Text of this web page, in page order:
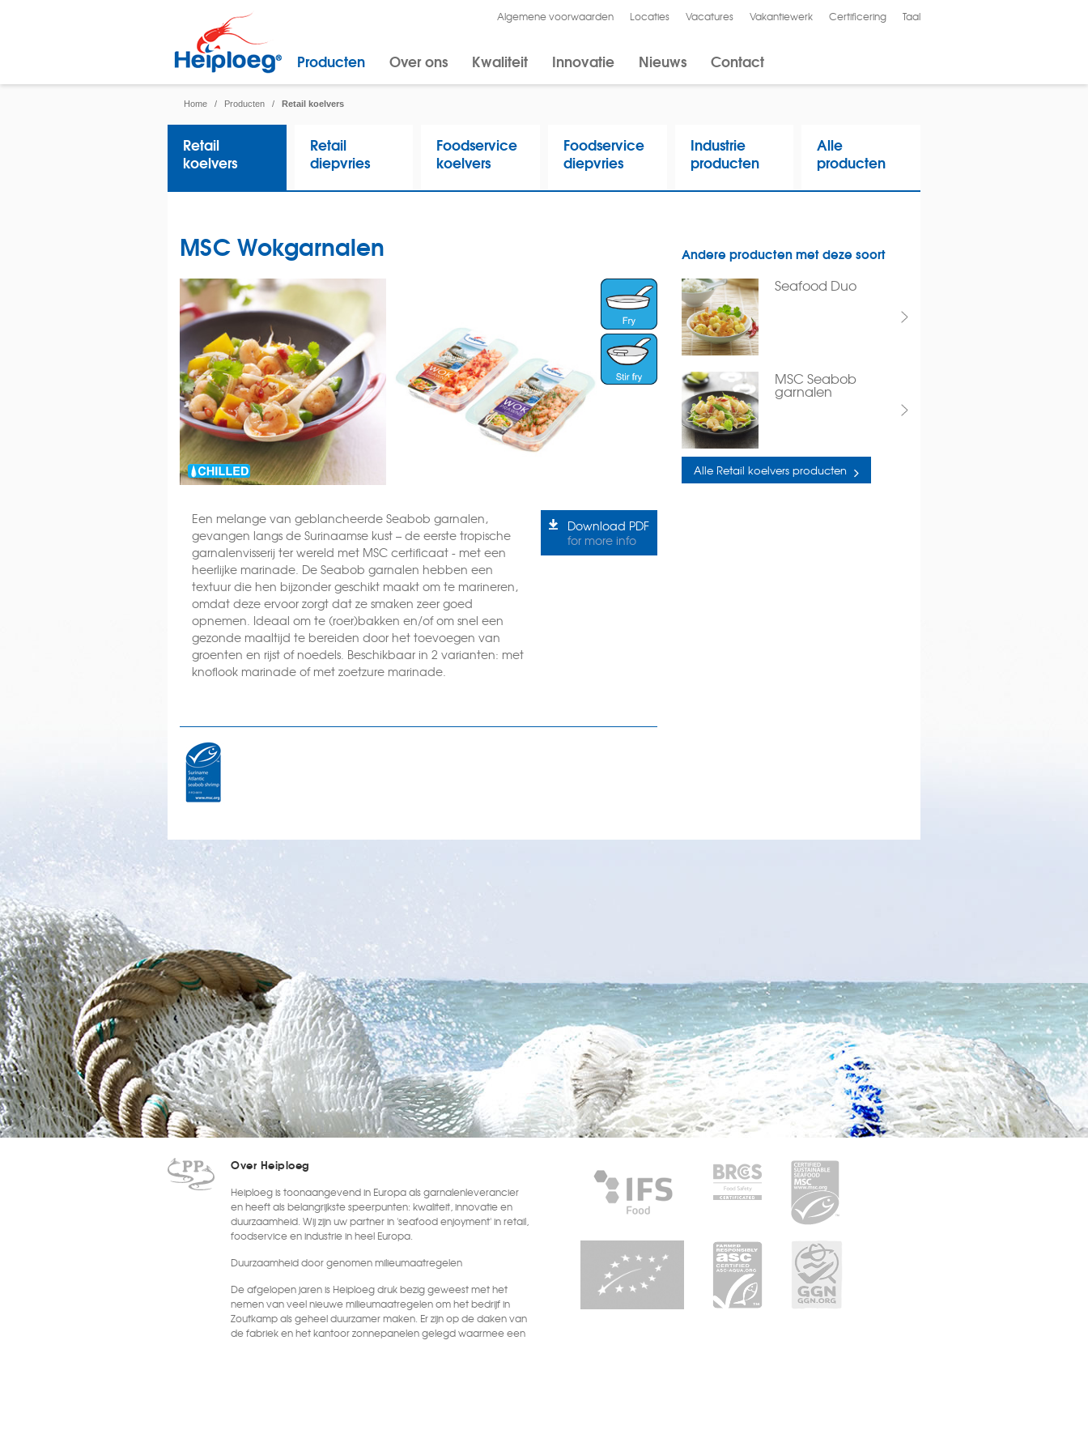
Algemene voorwaarden Locaties Vacatures Vakantiewerk Certificering
Taal
Producten Over ons Kwaliteit Innovatie Nieuws Contact
Home / Producten / Retail koelvers
Retail
koelvers
Retail
diepvries
Foodservice
koelvers
Foodservice
diepvries
Industrie
producten
Alle
producten
MSC Wokgarnalen
Een melange van geblancheerde Seabob garnalen,
gevangen langs de Surinaamse kust – de eerste tropische
garnalenvisserij ter wereld met MSC certificaat - met een
heerlijke marinade. De Seabob garnalen hebben een
textuur die hen bijzonder geschikt maakt om te marineren,
omdat deze ervoor zorgt dat ze smaken zeer goed
opnemen. Ideaal om te (roer)bakken en/of om snel een
gezonde maaltijd te bereiden door het toevoegen van
groenten en rijst of noedels. Beschikbaar in 2 varianten: met
knoflook marinade of met zoetzure marinade.
Download PDF
for more info
Andere producten met deze soort
Seafood Duo
MSC Seabob
garnalen
Alle Retail koelvers producten
Over Heiploeg
Heiploeg is toonaangevend in Europa als garnalenleverancier
en heeft als belangrijkste speerpunten: kwaliteit, innovatie en
duurzaamheid. Wij zijn uw partner in 'seafood enjoyment' in retail,
foodservice en industrie in heel Europa.
Duurzaamheid door genomen milieumaatregelen
De afgelopen jaren is Heiploeg druk bezig geweest met het
nemen van veel nieuwe milieumaatregelen om het bedrijf in
Zoutkamp als geheel duurzamer maken. Er zijn op de daken van
de fabriek en het kantoor zonnepanelen gelegd waarmee een